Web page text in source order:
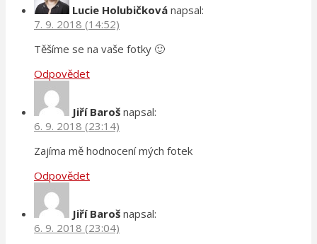
Lucie Holubičková napsal:
7. 9. 2018 (14:52)
Těšíme se na vaše fotky 🙂
Odpovědet
Jiří Baroš napsal:
6. 9. 2018 (23:14)
Zajíma mě hodnocení mých fotek
Odpovědet
Jiří Baroš napsal:
6. 9. 2018 (23:04)